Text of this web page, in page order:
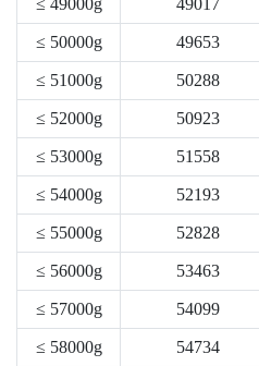
≤ 49000g 49017
≤ 50000g 49653
≤ 51000g 50288
≤ 52000g 50923
≤ 53000g 51558
≤ 54000g 52193
≤ 55000g 52828
≤ 56000g 53463
≤ 57000g 54099
≤ 58000g 54734